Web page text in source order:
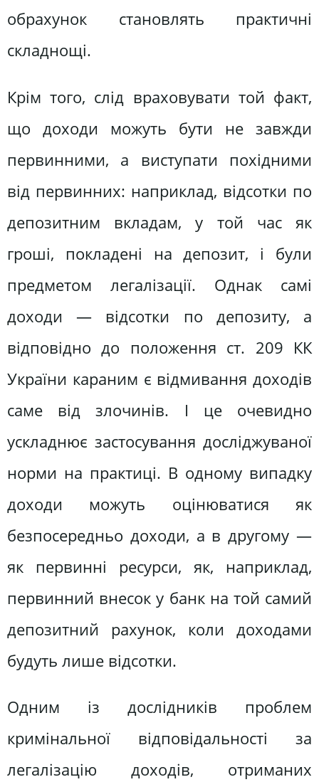
обрахунок становлять практичні
складнощі.
Крім того, слід враховувати той факт,
що доходи можуть бути не завжди
первинними, а виступати похідними
від первинних: наприклад, відсотки по
депозитним вкладам, у той час як
гроші, покладені на депозит, і були
предметом легалізації. Однак самі
доходи — відсотки по депозиту, а
відповідно до положення ст. 209 КК
України караним є відмивання доходів
саме від злочинів. І це очевидно
ускладнює застосування досліджуваної
норми на практиці. В одному випадку
доходи можуть оцінюватися як
безпосередньо доходи, а в другому —
як первинні ресурси, як, наприклад,
первинний внесок у банк на той самий
депозитний рахунок, коли доходами
будуть лише відсотки.
Одним із дослідників проблем
кримінальної відповідальності за
легалізацію доходів, отриманих